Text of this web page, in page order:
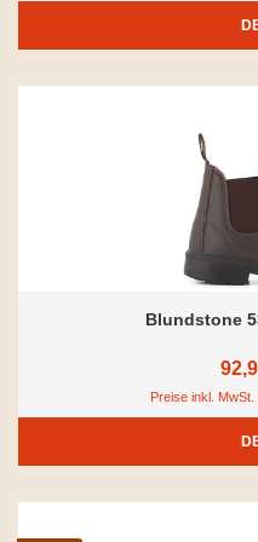
Blundstone
Preise inkl.